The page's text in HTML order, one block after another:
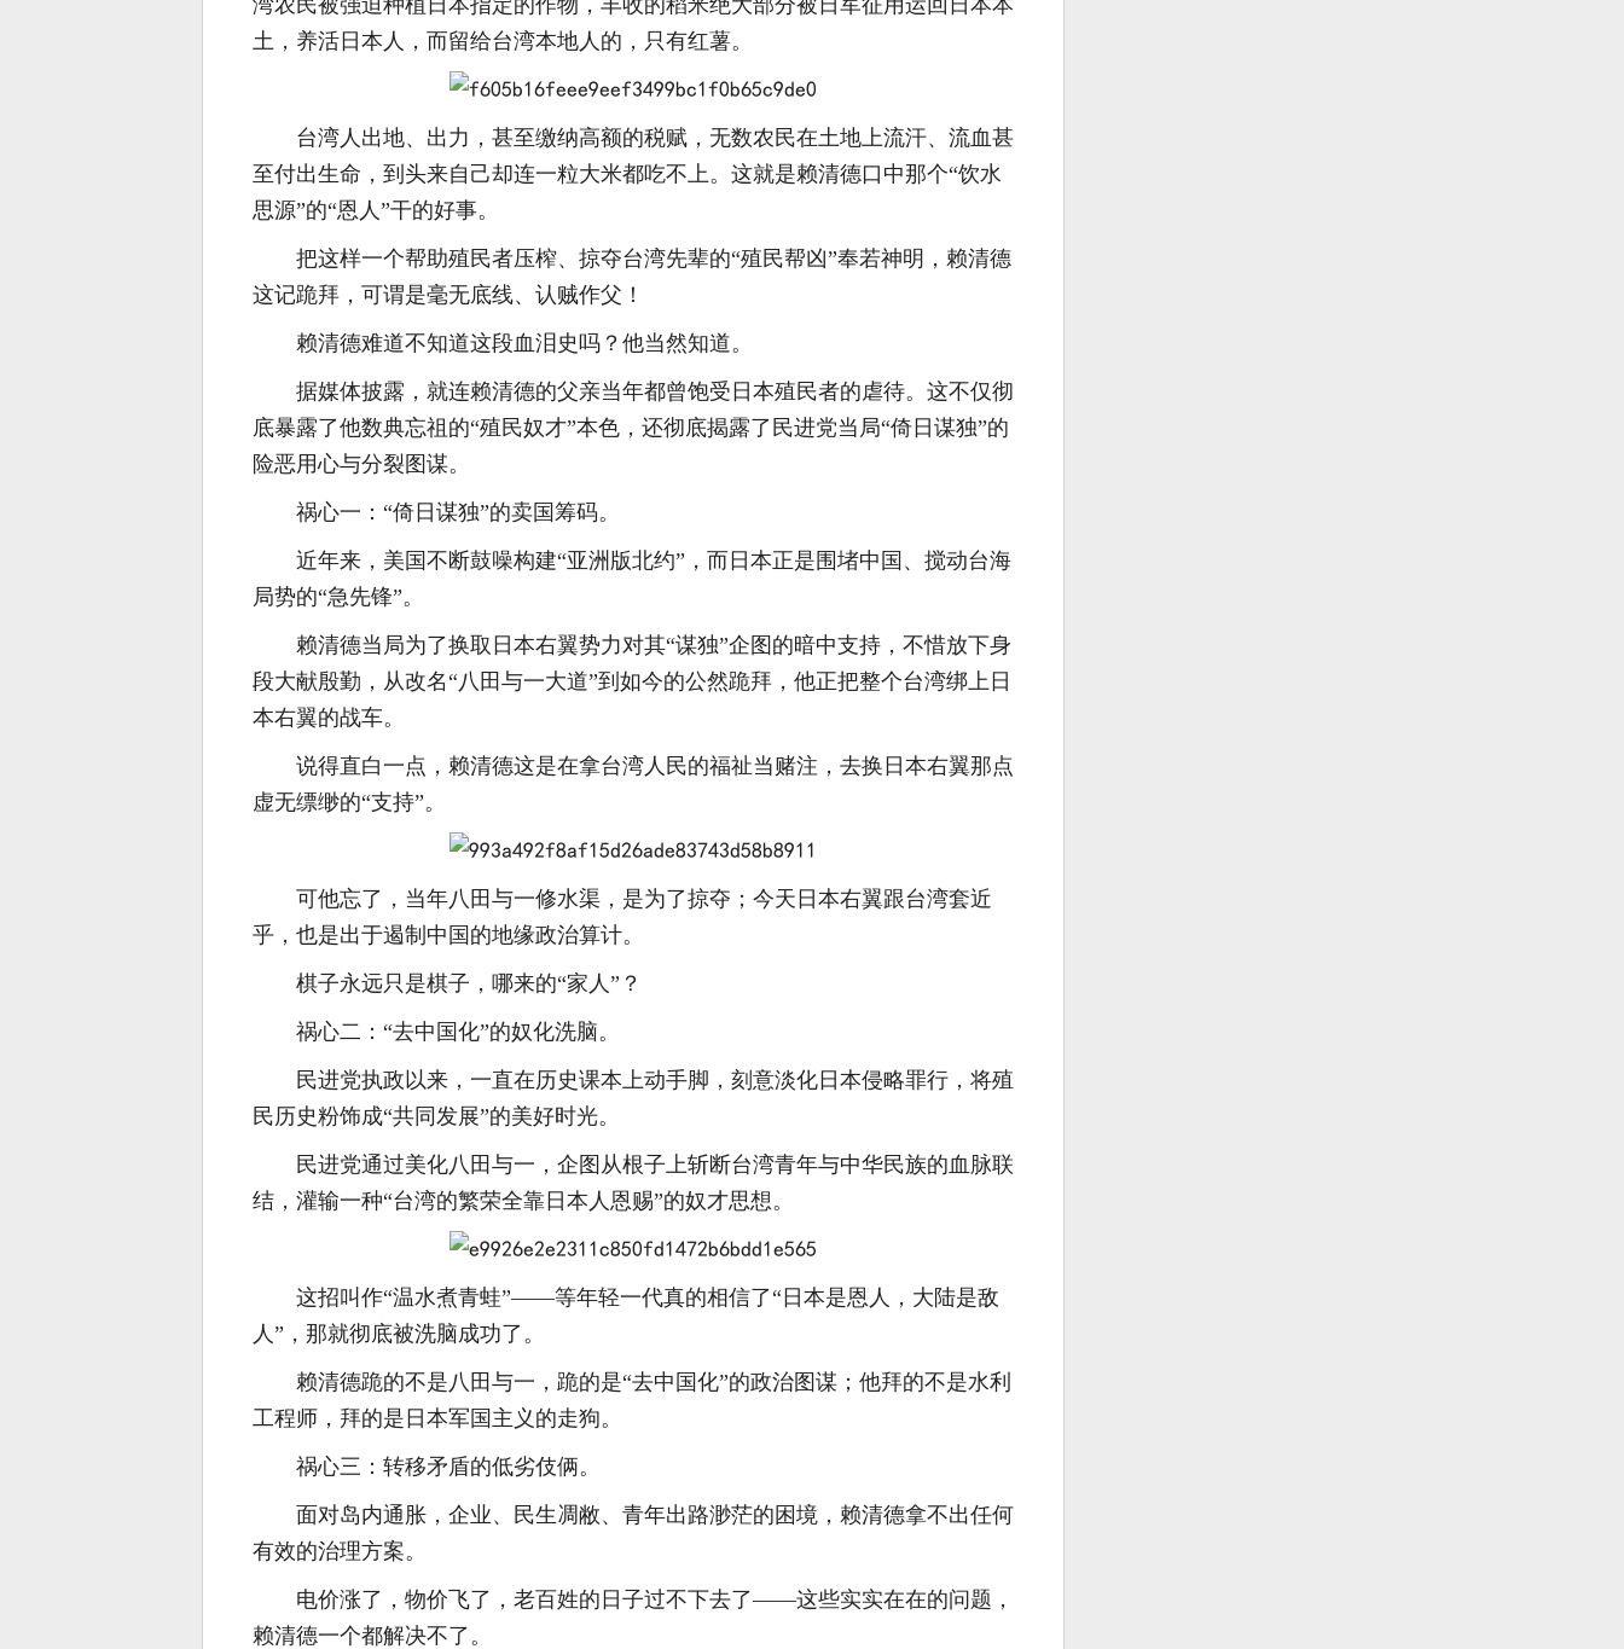
湾农民被强迫种植日本指定的作物，丰收的稻米绝大部分被日军征用运回日本本
土，养活日本人，而留给台湾本地人的，只有红薯。
台湾人出地、出力，甚至缴纳高额的税赋，无数农民在土地上流汗、流血甚
至付出生命，到头来自己却连一粒大米都吃不上。这就是赖清德口中那个“饮水
思源”的“恩人”干的好事。
把这样一个帮助殖民者压榨、掠夺台湾先辈的“殖民帮凶”奉若神明，赖清德
这记跪拜，可谓是毫无底线、认贼作父！
赖清德难道不知道这段血泪史吗？他当然知道。
据媒体披露，就连赖清德的父亲当年都曾饱受日本殖民者的虐待。这不仅彻
底暴露了他数典忘祖的“殖民奴才”本色，还彻底揭露了民进党当局“倚日谋独”的
险恶用心与分裂图谋。
祸心一：“倚日谋独”的卖国筹码。
近年来，美国不断鼓噪构建“亚洲版北约”，而日本正是围堵中国、搅动台海
局势的“急先锋”。
赖清德当局为了换取日本右翼势力对其“谋独”企图的暗中支持，不惜放下身
段大献殷勤，从改名“八田与一大道”到如今的公然跪拜，他正把整个台湾绑上日
本右翼的战车。
说得直白一点，赖清德这是在拿台湾人民的福祉当赌注，去换日本右翼那点
虚无缥缈的“支持”。
可他忘了，当年八田与一修水渠，是为了掠夺；今天日本右翼跟台湾套近
乎，也是出于遏制中国的地缘政治算计。
棋子永远只是棋子，哪来的“家人”？
祸心二：“去中国化”的奴化洗脑。
民进党执政以来，一直在历史课本上动手脚，刻意淡化日本侵略罪行，将殖
民历史粉饰成“共同发展”的美好时光。
民进党通过美化八田与一，企图从根子上斩断台湾青年与中华民族的血脉联
结，灌输一种“台湾的繁荣全靠日本人恩赐”的奴才思想。
这招叫作“温水煮青蛙”——等年轻一代真的相信了“日本是恩人，大陆是敌
人”，那就彻底被洗脑成功了。
赖清德跪的不是八田与一，跪的是“去中国化”的政治图谋；他拜的不是水利
工程师，拜的是日本军国主义的走狗。
祸心三：转移矛盾的低劣伎俩。
面对岛内通胀，企业、民生凋敝、青年出路渺茫的困境，赖清德拿不出任何
有效的治理方案。
电价涨了，物价飞了，老百姓的日子过不下去了——这些实实在在的问题，
赖清德一个都解决不了。